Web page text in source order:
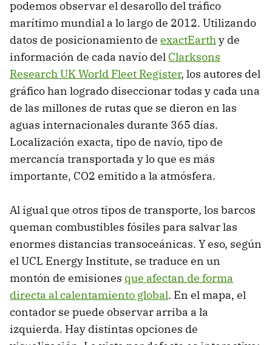
podemos observar el desarollo del tráfico
marítimo mundial a lo largo de 2012. Utilizando
datos de posicionamiento de exactEarthy de
información de cada navío del Clarksons
Research UK World Fleet Register, los autores del
gráfico han logrado diseccionar todas y cada una
de las millones de rutas que se dieron en las
aguas internacionales durante 365 días.
Localización exacta, tipo de navío, tipo de
mercancía transportada y lo que es más
importante, CO2 emitido a la atmósfera.
Al igual que otros tipos de transporte, los barcos
queman combustibles fósiles para salvar las
enormes distancias transoceánicas. Y eso, según
el UCL Energy Institute, se traduce en un
montón de emisiones que afectan de forma
directa al calentamiento global. En el mapa, el
contador se puede observar arriba a la
izquierda. Hay distintas opciones de